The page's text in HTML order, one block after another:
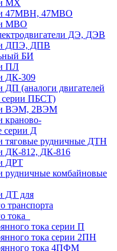
MX
47MBH, 47МВО
MBO
ДЭ, ДЭВ
ДПЭ, ДПВ
БИ
ПЛ
ДК-309
ДП (аналоги двигателей
серии ПБСТ)
ВЭМ, 2ВЭМ
краново-
серии Д
тяговые рудничные ДТН
ДК-812, ДК-816
ДРТ
рудничные комбайновые
ДТ для
транспорта
тока
тока серии П
тока серии 2ПН
тока 4ПФМ